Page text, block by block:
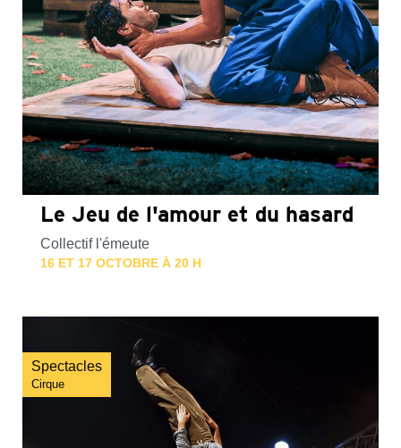
Le Jeu de l'amour et du hasard
Collectif l'émeute
16 ET 17 OCTOBRE À 20 H
Spectacles
Cirque